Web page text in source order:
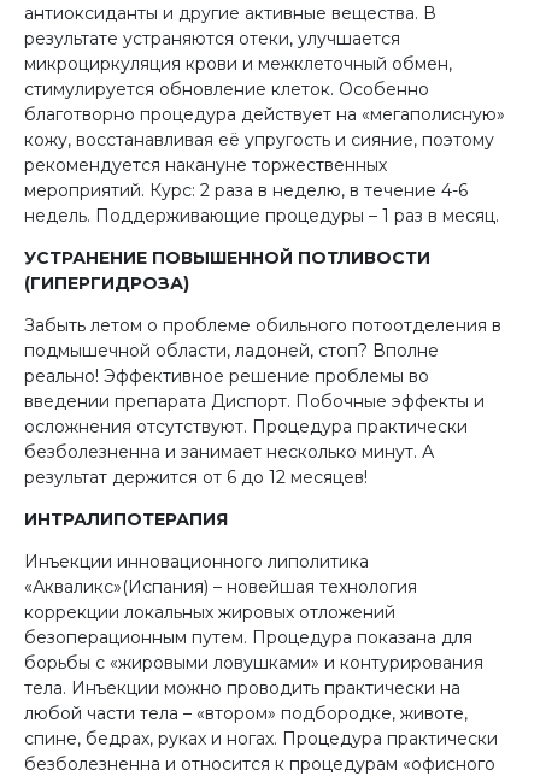
антиоксиданты и другие активные вещества. В
результате устраняются отеки, улучшается
микроциркуляция крови и межклеточный обмен,
стимулируется обновление клеток. Особенно
благотворно процедура действует на «мегаполисную»
кожу, восстанавливая её упругость и сияние, поэтому
рекомендуется накануне торжественных
мероприятий. Курс: 2 раза в неделю, в течение 4-6
недель. Поддерживающие процедуры – 1 раз в месяц.
УСТРАНЕНИЕ ПОВЫШЕННОЙ ПОТЛИВОСТИ
(ГИПЕРГИДРОЗА)
Забыть летом о проблеме обильного потоотделения в
подмышечной области, ладоней, стоп? Вполне
реально! Эффективное решение проблемы во
введении препарата Диспорт. Побочные эффекты и
осложнения отсутствуют. Процедура практически
безболезненна и занимает несколько минут. А
результат держится от 6 до 12 месяцев!
ИНТРАЛИПОТЕРАПИЯ
Инъекции инновационного липолитика
«Акваликс»(Испания) – новейшая технология
коррекции локальных жировых отложений
безоперационным путем. Процедура показана для
борьбы с «жировыми ловушками» и контурирования
тела. Инъекции можно проводить практически на
любой части тела – «втором» подбородке, животе,
спине, бедрах, руках и ногах. Процедура практически
безболезненна и относится к процедурам «офисного